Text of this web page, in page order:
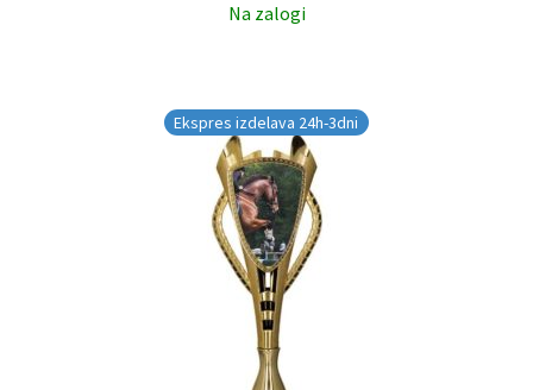
Na zalogi
Ekspres izdelava 24h-3dni